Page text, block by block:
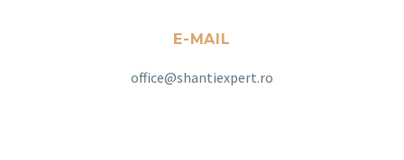
E-MAIL
office@shantiexpert.ro